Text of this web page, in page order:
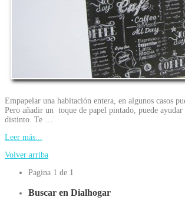
Empapelar una habitación entera, en algunos casos
Pero añadir un toque de papel pintado, puede
distinto. Te …
Leer más...
Volver arriba
Pagina 1 de 1
Buscar en Dialhogar